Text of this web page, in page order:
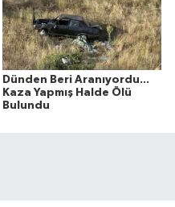
Dünden Beri Aranıyordu...
Kaza Yapmış Halde Ölü
Bulundu